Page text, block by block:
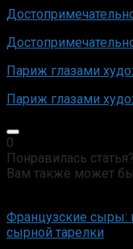
Париж глазами
Париж глазами
0
Понравилась
Вам также может
Французские сыры:
сырной тарелки